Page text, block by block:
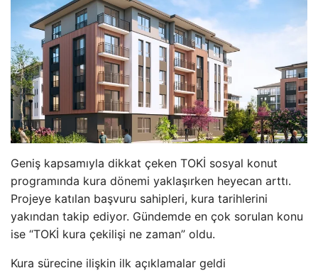
Geniş kapsamıyla dikkat çeken TOKİ sosyal konut
programında kura dönemi yaklaşırken heyecan arttı.
Projeye katılan başvuru sahipleri, kura tarihlerini
yakından takip ediyor. Gündemde en çok sorulan konu
ise “TOKİ kura çekilişi ne zaman” oldu.
Kura sürecine ilişkin ilk açıklamalar geldi